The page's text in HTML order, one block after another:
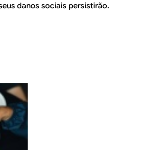
danos sociais persistirão.